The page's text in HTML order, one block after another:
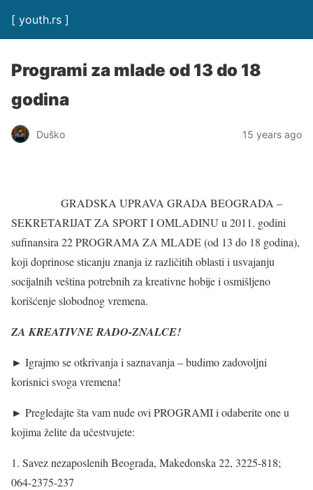
[ youth.rs ]
Programi za mlade od 13 do 18
godina
Duško 15 years ago
GRADSKA UPRAVA GRADA BEOGRADA –
SEKRETARIJAT ZA SPORT I OMLADINU u 2011. godini
sufinansira 22 PROGRAMA ZA MLADE (od 13 do 18 godina),
koji doprinose sticanju znanja iz različitih oblasti i usvajanju
socijalnih veština potrebnih za kreativne hobije i osmišljeno
korišćenje slobodnog vremena.
ZA KREATIVNE RADO-ZNALCE!
► Igrajmo se otkrivanja i saznavanja – budimo zadovoljni
korisnici svoga vremena!
► Pregledajte šta vam nude ovi PROGRAMI i odaberite one u
kojima želite da učestvujete:
1. Savez nezaposlenih Beograda, Makedonska 22, 3225-818;
064-2375-237